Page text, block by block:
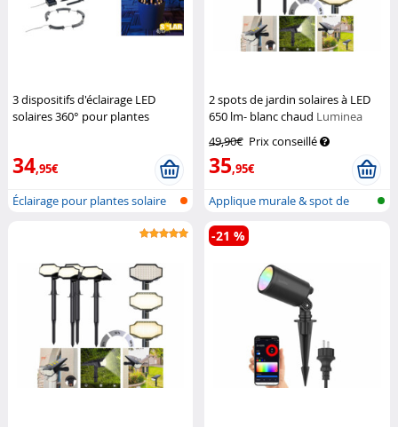
3 dispositifs d'éclairage LED
solaires 360° pour plantes
34,95€
Éclairage pour plantes solaire
2 spots de jardin solaires à LED
650 lm- blanc chaud Luminea
49,90€ Prix conseillé
35,95€
Applique murale & spot de
jardin LE...
-21 %